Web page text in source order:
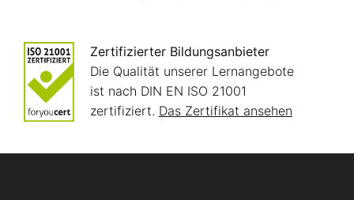
Zertifizierter Bildungsanbieter
Die Qualität unserer Lernangebote
ist nach DIN EN ISO 21001
zertifiziert. Das Zertifikat ansehen